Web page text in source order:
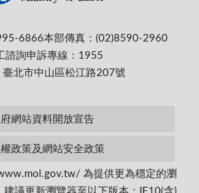
6866本部傳真：(02)8590-2960
諮詢申訴專線：1955
北市中山區松江路207號
網站資料開放宣告
政策及網站安全政策
為提供更為穩定的瀏